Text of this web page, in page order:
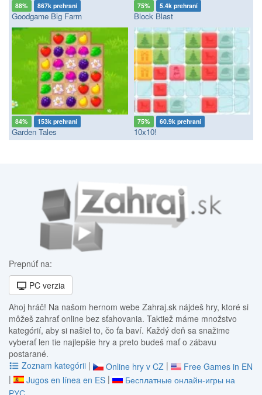
88% 867k prehraní
Goodgame Big Farm
75% 5.4k prehraní
Block Blast
84% 153k prehraní
Garden Tales
75% 60.9k prehraní
10x10!
Prepnúť na:
PC verzia
Ahoj hráč! Na našom hernom webe Zahraj.sk nájdeš hry, ktoré si
môžeš zahrať online bez sťahovania. Taktiež máme množstvo
kategórií, aby si našiel to, čo ťa baví. Každý deň sa snažime
vyberať len tie najlepšie hry a preto budeš mať o zábavu
postarané.
Zoznam kategórii | Online hry v CZ |
Free Games in EN
|
Jugos en línea en ES |
Бесплатные онлайн-игры на